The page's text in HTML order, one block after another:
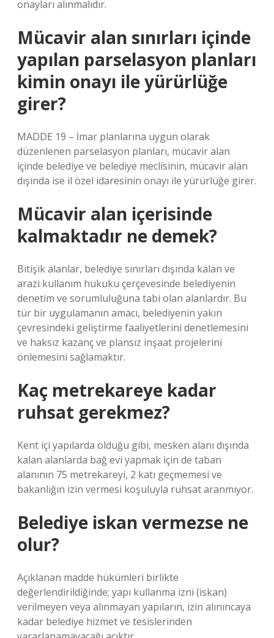
onayları alınmalıdır.
Mücavir alan sınırları içinde
yapılan parselasyon planları
kimin onayı ile yürürlüğe
girer?
MADDE 19 – İmar planlarına uygun olarak
düzenlenen parselasyon planları, mücavir alan
içinde belediye ve belediye meclisinin, mücavir alan
dışında ise il özel idaresinin onayı ile yürürlüğe girer.
Mücavir alan içerisinde
kalmaktadır ne demek?
Bitişik alanlar, belediye sınırları dışında kalan ve
arazi kullanım hukuku çerçevesinde belediyenin
denetim ve sorumluluğuna tabi olan alanlardır. Bu
tür bir uygulamanın amacı, belediyenin yakın
çevresindeki geliştirme faaliyetlerini denetlemesini
ve haksız kazanç ve plansız inşaat projelerini
önlemesini sağlamaktır.
Kaç metrekareye kadar
ruhsat gerekmez?
Kent içi yapılarda olduğu gibi, mesken alanı dışında
kalan alanlarda bağ evi yapmak için de taban
alanının 75 metrekareyi, 2 katı geçmemesi ve
bakanlığın izin vermesi koşuluyla ruhsat aranmıyor.
Belediye iskan vermezse ne
olur?
Açıklanan madde hükümleri birlikte
değerlendirildiğinde; yapı kullanma izni (iskan)
verilmeyen veya alınmayan yapıların, izin alınıncaya
kadar belediye hizmet ve tesislerinden